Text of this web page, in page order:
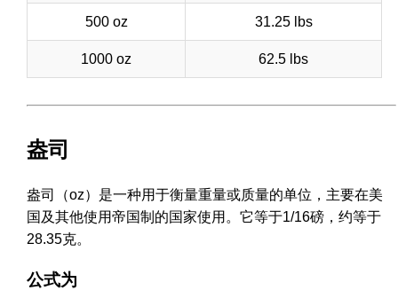
500 oz 31.25 lbs
1000 oz 62.5 lbs
盎司
盎司（oz）是一种用于衡量重量或质量的单位，主要在美
国及其他使用帝国制的国家使用。它等于1/16磅，约等于
28.35克。
公式为